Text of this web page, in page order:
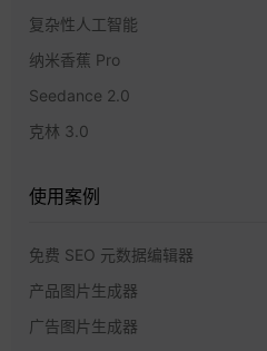
复杂性人工智能
纳米香蕉 Pro
Seedance 2.0
克林 3.0
使用案例
免费 SEO 元数据编辑器
产品图片生成器
广告图片生成器